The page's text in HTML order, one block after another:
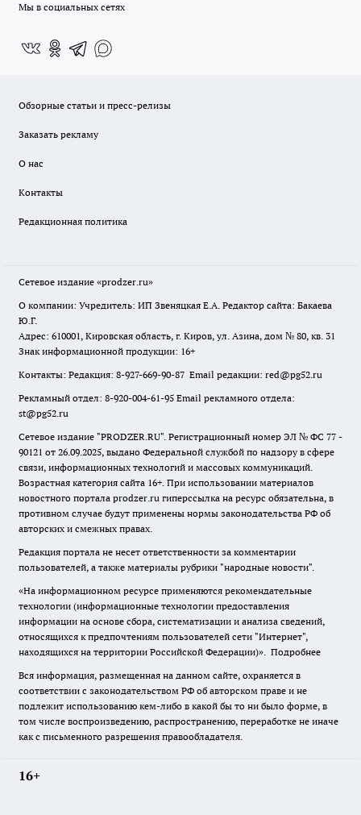
Мы в социальных сетях
Обзорные статьи и пресс-релизы
Заказать рекламу
О нас
Контакты
Редакционная политика
Сетевое издание «prodzer.ru»
О компании: Учредитель: ИП Звеняцкая Е.А. Редактор сайта: Бакаева
Ю.Г.
Адрес: 610001, Кировская область, г. Киров, ул. Азина, дом № 80, кв. 31
Знак информационной продукции: 16+
Контакты: Редакция: 8-927-669-90-87 Email редакции: red@pg52.ru
Рекламный отдел: 8-920-004-61-95 Email рекламного отдела:
st@pg52.ru
Сетевое издание "PRODZER.RU". Регистрационный номер ЭЛ № ФС 77 -
90121 от 26.09.2025, выдано Федеральной службой по надзору в сфере
связи, информационных технологий и массовых коммуникаций.
Возрастная категория сайта 16+. При использовании материалов
новостного портала prodzer.ru гиперссылка на ресурс обязательна, в
противном случае будут применены нормы законодательства РФ об
авторских и смежных правах.
Редакция портала не несет ответственности за комментарии
пользователей, а также материалы рубрики "народные новости".
«На информационном ресурсе применяются рекомендательные
технологии (информационные технологии предоставления
информации на основе сбора, систематизации и анализа сведений,
относящихся к предпочтениям пользователей сети "Интернет",
находящихся на территории Российской Федерации)». Подробнее
Вся информация, размещенная на данном сайте, охраняется в
соответствии с законодательством РФ об авторском праве и не
подлежит использованию кем-либо в какой бы то ни было форме, в
том числе воспроизведению, распространению, переработке не иначе
как с письменного разрешения правообладателя.
16+